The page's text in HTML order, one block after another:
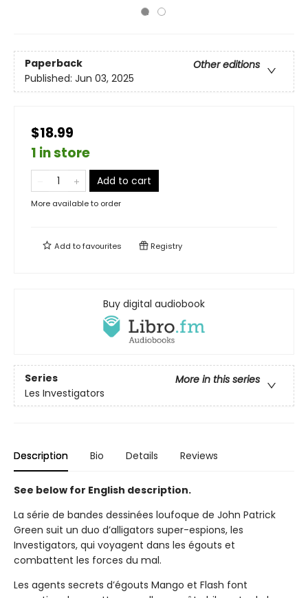
Paperback
Other editions
Published: Jun 03, 2025
$18.99
1 in store
Add to cart
More available to order
Add tofavourites Registry
Buy digital audiobook
Series
More in this series
Les Investigators
Description Bio Details Reviews
See below for English description.
La série de bandes dessinées loufoque de John Patrick
Green suit un duo d’alligators super-espions, les
Investigators, qui voyagent dans les égouts et
combattent les forces du mal.
Les agents secrets d’égouts Mango et Flash font